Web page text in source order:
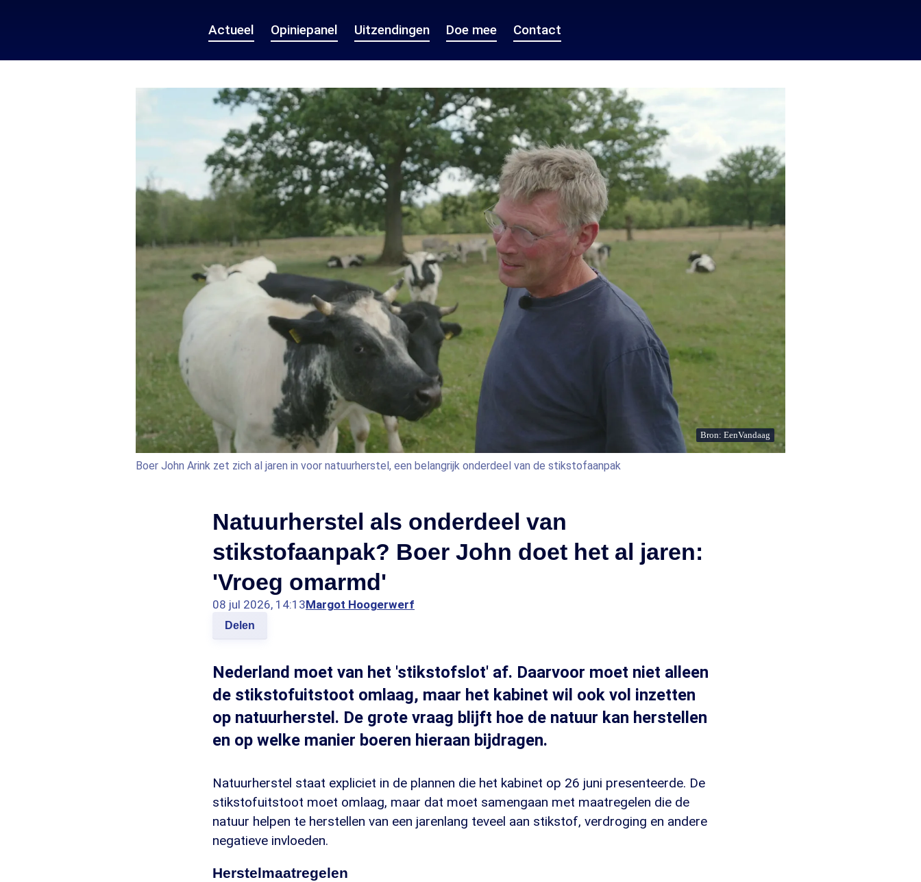
Actueel Opiniepanel Uitzendingen Doe mee Contact
Bron: EenVandaag
Boer John Arink zet zich al jaren in voor natuurherstel, een belangrijk onderdeel van de stikstofaanpak
Natuurherstel als onderdeel van
stikstofaanpak? Boer John doet het al jaren:
'Vroeg omarmd'
08 jul 2026, 14:13Margot Hoogerwerf
Delen
Nederland moet van het 'stikstofslot' af. Daarvoor moet niet alleen
de stikstofuitstoot omlaag, maar het kabinet wil ook vol inzetten
op natuurherstel. De grote vraag blijft hoe de natuur kan herstellen
en op welke manier boeren hieraan bijdragen.
Natuurherstel staat expliciet in de plannen die het kabinet op 26 juni presenteerde. De
stikstofuitstoot moet omlaag, maar dat moet samengaan met maatregelen die de
natuur helpen te herstellen van een jarenlang teveel aan stikstof, verdroging en andere
negatieve invloeden.
Herstelmaatregelen